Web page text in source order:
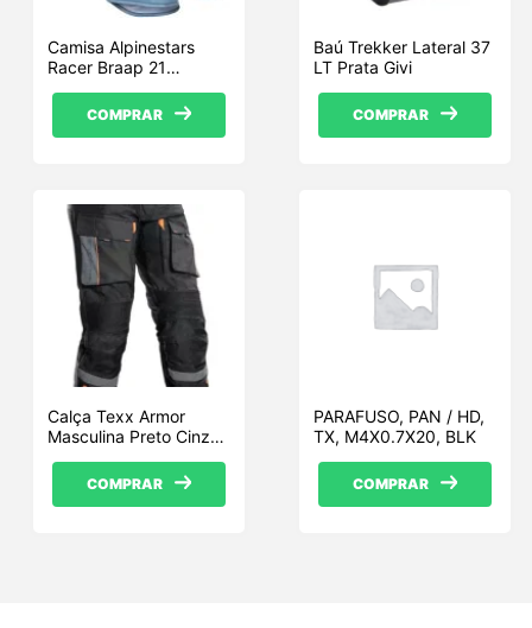
Camisa Alpinestars
Racer Braap 21
COMPRAR
Baú Trekker Lateral 37
LT Prata Givi
COMPRAR
Calça Texx Armor
Masculina Preto Cinza
COMPRAR
PARAFUSO, PAN / HD,
TX, M4X0.7X20, BLK
COMPRAR